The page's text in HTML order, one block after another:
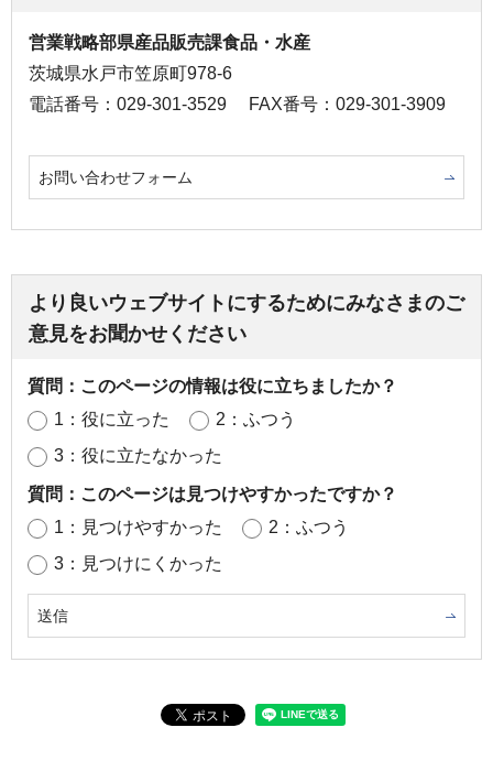
営業戦略部県産品販売課食品・水産
茨城県水戸市笠原町978-6
電話番号：029-301-3529
FAX番号：029-301-3909
お問い合わせフォーム
より良いウェブサイトにするためにみなさまのご
意見をお聞かせください
質問：このページの情報は役に立ちましたか？
1：役に立った
2：ふつう
3：役に立たなかった
質問：このページは見つけやすかったですか？
1：見つけやすかった
2：ふつう
3：見つけにくかった